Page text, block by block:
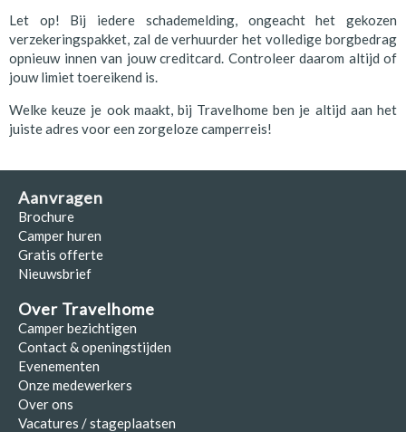
Let op! Bij iedere schademelding, ongeacht het gekozen
verzekeringspakket, zal de verhuurder het volledige borgbedrag
opnieuw innen van jouw creditcard. Controleer daarom altijd of
jouw limiet toereikend is.
Welke keuze je ook maakt, bij Travelhome ben je altijd aan het
juiste adres voor een zorgeloze camperreis!
Aanvragen
Brochure
Camper huren
Gratis offerte
Nieuwsbrief
Over Travelhome
Camper bezichtigen
Contact & openingstijden
Evenementen
Onze medewerkers
Over ons
Vacatures / stageplaatsen